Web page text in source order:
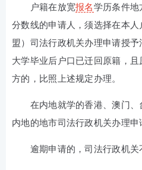
户籍在放宽报名学历条件地
分数线的申请人，须选择在本人
盟）司法行政机关办理申请授
大学毕业后户口已迁回原籍，
方的，比照上述规定办理。
在内地就学的香港、澳门、
内地的地市司法行政机关办理申
逾期申请的，司法行政机关